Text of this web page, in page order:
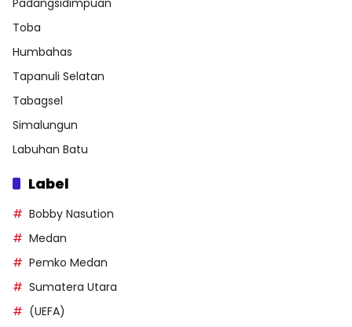
Padangsidimpuan
Toba
Humbahas
Tapanuli Selatan
Tabagsel
Simalungun
Labuhan Batu
Label
Bobby Nasution
Medan
Pemko Medan
Sumatera Utara
(UEFA)